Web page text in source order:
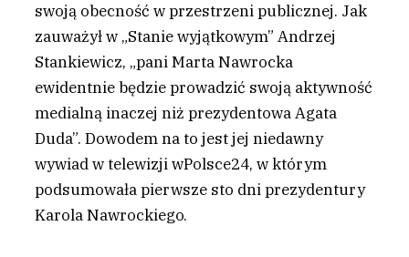
swoją obecność w przestrzeni publicznej. Jak
zauważył w „Stanie wyjątkowym” Andrzej
Stankiewicz, „pani Marta Nawrocka
ewidentnie będzie prowadzić swoją aktywność
medialną inaczej niż prezydentowa Agata
Duda”. Dowodem na to jest jej niedawny
wywiad w telewizji wPolsce24, w którym
podsumowała pierwsze sto dni prezydentury
Karola Nawrockiego.